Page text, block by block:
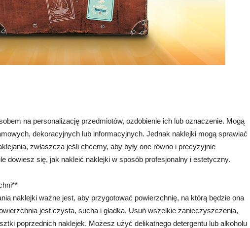
na personalizację przedmiotów, ozdobienie ich lub oznaczenie. Mogą
dekoracyjnych lub informacyjnych. Jednak naklejki mogą sprawiać
zwłaszcza jeśli chcemy, aby były one równo i precyzyjnie
dowiesz się, jak nakleić naklejki w sposób profesjonalny i estetyczny.
naklejki ważne jest, aby przygotować powierzchnię, na którą będzie ona
jest czysta, sucha i gładka. Usuń wszelkie zanieczyszczenia,
poprzednich naklejek. Możesz użyć delikatnego detergentu lub alkoholu